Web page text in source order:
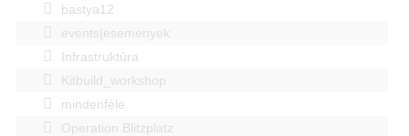
bastya12
events|esemenyek
Infrastruktúra
Kitbuild_workshop
mindenféle
Operation Blitzplatz